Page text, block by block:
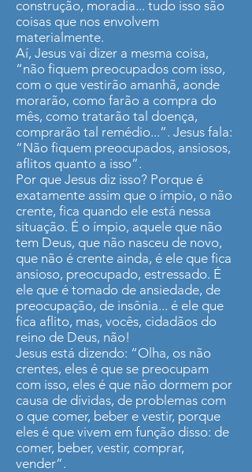
construção, moradia... tudo isso são
coisas que nos envolvem
materialmente.
Aí, Jesus vai dizer a mesma coisa,
“não fiquem preocupados com isso,
com o que vestirão amanhã, aonde
morarão, como farão a compra do
mês, como tratarão tal doença,
comprarão tal remédio...”. Jesus fala:
“Não fiquem preocupados, ansiosos,
aflitos quanto a isso”.
Por que Jesus diz isso? Porque é
exatamente assim que o ímpio, o não
crente, fica quando ele está nessa
situação. É o ímpio, aquele que não
tem Deus, que não nasceu de novo,
que não é crente ainda, é ele que fica
ansioso, preocupado, estressado. É
ele que é tomado de ansiedade, de
preocupação, de insônia... é ele que
fica aflito, mas, vocês, cidadãos do
reino de Deus, não!
Jesus está dizendo: “Olha, os não
crentes, eles é que se preocupam
com isso, eles é que não dormem por
causa de dívidas, de problemas com
o que comer, beber e vestir, porque
eles é que vivem em função disso: de
comer, beber, vestir, comprar,
vender”.